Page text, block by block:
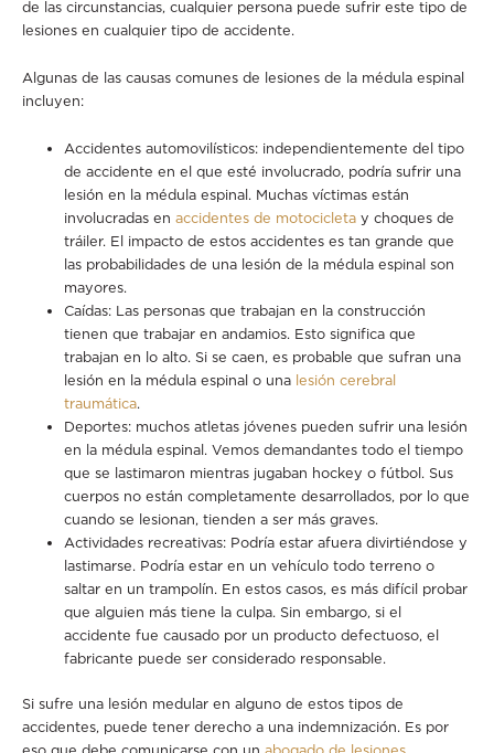
de las circunstancias, cualquier persona puede sufrir este tipo de
lesiones en cualquier tipo de accidente.
Algunas de las causas comunes de lesiones de la médula espinal
incluyen:
Accidentes automovilísticos: independientemente del tipo
de accidente en el que esté involucrado, podría sufrir una
lesión en la médula espinal. Muchas víctimas están
involucradas enaccidentes de motocicleta y choques de
tráiler. El impacto de estos accidentes es tan grande que
las probabilidades de una lesión de la médula espinal son
mayores.
Caídas: Las personas que trabajan en la construcción
tienen que trabajar en andamios. Esto significa que
trabajan en lo alto. Si se caen, es probable que sufran una
lesión en la médula espinal o una lesión cerebral
traumática.
Deportes: muchos atletas jóvenes pueden sufrir una lesión
en la médula espinal. Vemos demandantes todo el tiempo
que se lastimaron mientras jugaban hockey o fútbol. Sus
cuerpos no están completamente desarrollados, por lo que
cuando se lesionan, tienden a ser más graves.
Actividades recreativas: Podría estar afuera divirtiéndose y
lastimarse. Podría estar en un vehículo todo terreno o
saltar en un trampolín. En estos casos, es más difícil probar
que alguien más tiene la culpa. Sin embargo, si el
accidente fue causado por un producto defectuoso, el
fabricante puede ser considerado responsable.
Si sufre una lesión medular en alguno de estos tipos de
accidentes, puede tener derecho a una indemnización. Es por
eso que debe comunicarse con un abogado de lesiones